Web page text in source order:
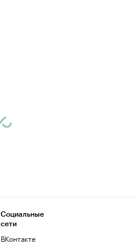
Социальные
сети
ВКонтакте